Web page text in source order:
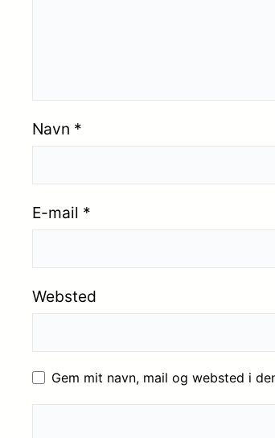
Navn *
E-mail *
Websted
Gem mit navn, mail og websted i